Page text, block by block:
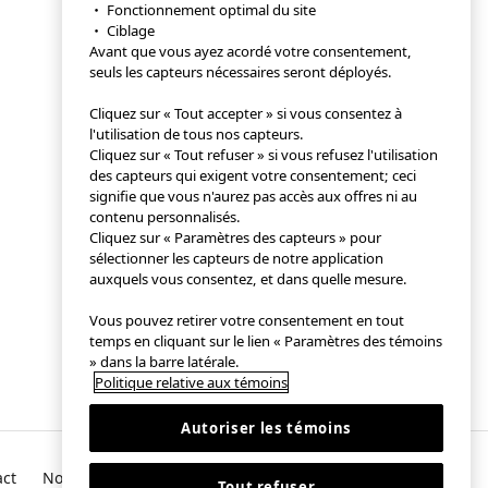
Notre société
・ Fonctionnement optimal du site
・ Ciblage
Avant que vous ayez acordé votre consentement,
seuls les capteurs nécessaires seront déployés.
Cliquez sur « Tout accepter » si vous consentez à
l'utilisation de tous nos capteurs.
Cliquez sur « Tout refuser » si vous refusez l'utilisation
des capteurs qui exigent votre consentement; ceci
signifie que vous n'aurez pas accès aux offres ni au
contenu personnalisés.
Cliquez sur « Paramètres des capteurs » pour
sélectionner les capteurs de notre application
auxquels vous consentez, et dans quelle mesure.
Vous pouvez retirer votre consentement en tout
temps en cliquant sur le lien « Paramètres des témoins
» dans la barre latérale.
Politique relative aux témoins
Autoriser les témoins